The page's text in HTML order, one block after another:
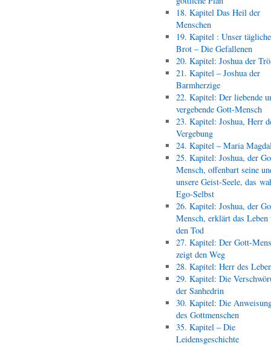
18. Kapitel Das Heil der
Menschen
19. Kapitel : Unser
Brot – Die Gefallenen
20. Kapitel: Joshua der
21. Kapitel – Joshua der
Barmherzige
22. Kapitel: Der liebende
vergebende Gott-Mensch
23. Kapitel: Joshua, Herr
Vergebung
24. Kapitel – Maria
25. Kapitel: Joshua, der
Mensch, offenbart seine
unsere Geist-Seele, das
Ego-Selbst
26. Kapitel: Joshua, der
Mensch, erklärt das Leben
den Tod
27. Kapitel: Der Gott-
zeigt den Weg
28. Kapitel: Herr des
29. Kapitel: Die
der Sanhedrin
30. Kapitel: Die
des Gottmenschen
35. Kapitel – Die
Leidensgeschichte